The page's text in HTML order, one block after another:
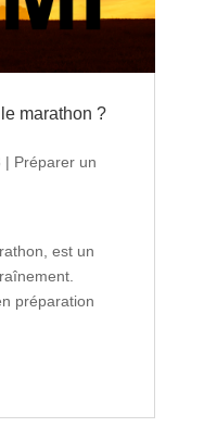
marathon ?
| Préparer un
est un
préparation